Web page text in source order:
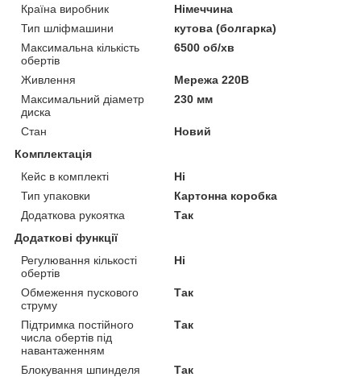
Країна виробник
Німеччина
Тип шліфмашини
кутова (болгарка)
Максимальна кількість
обертів
6500 об/хв
Живлення
Мережа 220В
Максимальний діаметр
диска
230 мм
Стан
Новий
Комплектація
Кейс в комплекті
Ні
Тип упаковки
Картонна коробка
Додаткова рукоятка
Так
Додаткові функції
Регулювання кількості
обертів
Ні
Обмеження пускового
струму
Так
Підтримка постійного
числа обертів під
навантаженням
Так
Блокування шпинделя
Так